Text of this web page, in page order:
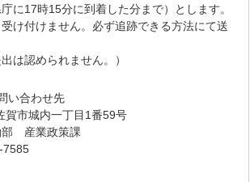
17時15分に到着した分まで）とします。
け付けません。必ず追跡できる方法にて送
認められません。）
い合わせ先
城内一丁目1番59号
産業政策課